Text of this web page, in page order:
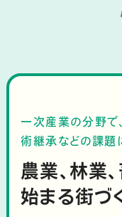
一次産業の分野で
術継承などの課題
農業、林業
始まる街づ